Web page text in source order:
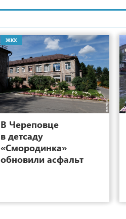
ЖКХ
В Череповце
в детсаду
«Смородинка»
обновили асфальт